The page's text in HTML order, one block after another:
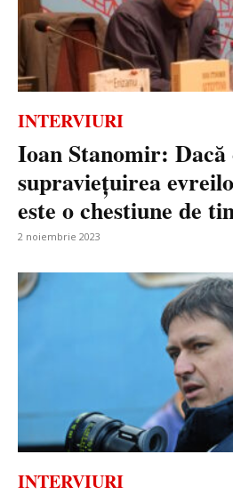
INTERVIURI
Ioan Stanomir:
supraviețuirea
este o chestiune de
2 noiembrie 2023
INTERVIURI